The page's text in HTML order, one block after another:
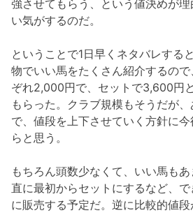
強させてもらう、という値決めが
い気がするのだ。
ということで1日早くネタバレする
物でいい馬をたくさん紹介するの
ぞれ2,000円で、セットで3,600円
もらった。クラブ規模もそうだが
で、値段を上下させていく方針に
らと思う。
もちろん頭数少なくて、いい馬も
直に最初からセットにするなど、
に販売する予定だ。逆に比較的値段